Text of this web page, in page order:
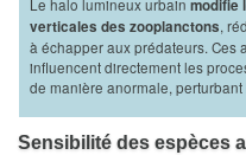
modifie
verticales des zooplanctons,
à échapper aux prédateurs. Ces
influencent directement les
de manière anormale, perturbant
Sensibilité des espèces